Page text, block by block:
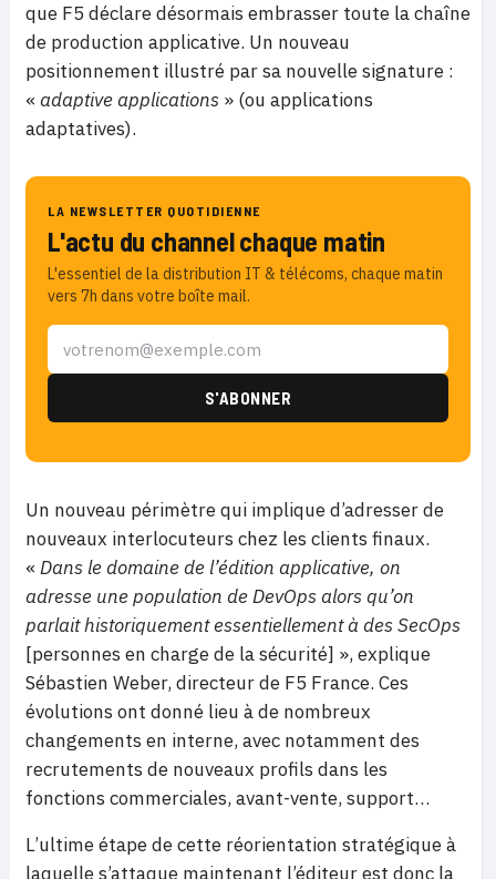
que F5 déclare désormais embrasser toute la chaîne
de production applicative. Un nouveau
positionnement illustré par sa nouvelle signature :
« adaptive applications » (ou applications
adaptatives).
LA NEWSLETTER QUOTIDIENNE
L'actu du channel chaque matin
L'essentiel de la distribution IT & télécoms, chaque matin
vers 7h dans votre boîte mail.
Un nouveau périmètre qui implique d’adresser de
nouveaux interlocuteurs chez les clients finaux.
« Dans le domaine de l’édition applicative, on
adresse une population de DevOps alors qu’on
parlait historiquement essentiellement à des SecOps
[personnes en charge de la sécurité] », explique
Sébastien Weber, directeur de F5 France. Ces
évolutions ont donné lieu à de nombreux
changements en interne, avec notamment des
recrutements de nouveaux profils dans les
fonctions commerciales, avant-vente, support…
L’ultime étape de cette réorientation stratégique à
laquelle s’attaque maintenant l’éditeur est donc la